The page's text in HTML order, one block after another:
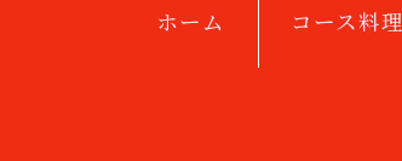
ホーム コース料理